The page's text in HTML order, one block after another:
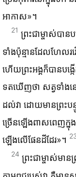
អាកាស»។
21 ព្រះ‌ជាម្ចាស់​បាន​
ទាំង​ប៉ុន្មាន​ដែល​ហែល​រ
ហើយ​ព្រះអង្គ​ក៏​បាន​បង្ក
ទត​ឃើញ​ថា សត្វ​ទាំង​
ដល់​វា ដោយ​មាន​ព្រះ‌ប
ច្រើន​ឡើង​ពាស‌ពេញ​ក្នុ
ឡើង​លើ​ផែនដី​ដែរ»។
24 ព្រះ‌ជាម្ចាស់​មា